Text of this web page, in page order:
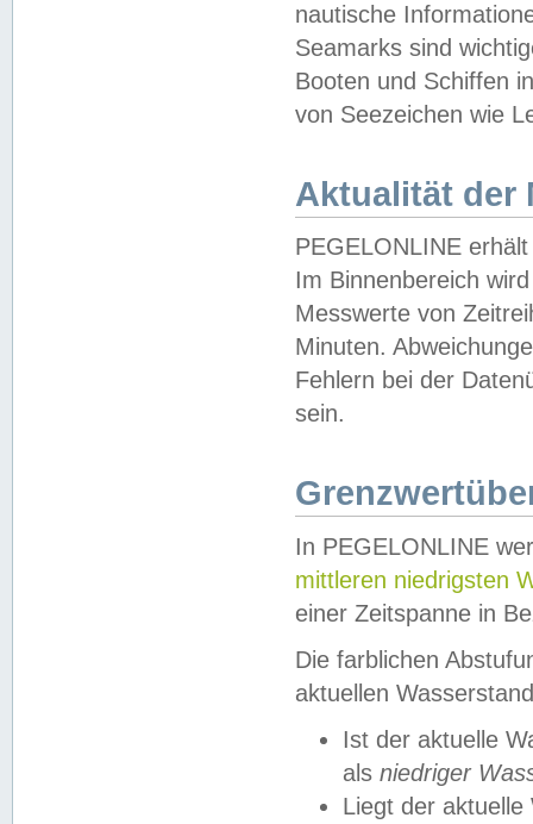
nautische
Seamarks sind
Booten und Schiffen
von Seezeichen wie
Aktualität der
PEGELONLINE
Im Binnenbereich
Messwerte von
Minuten.
Fehlern bei der
sein.
In PEGELONLINE
mittleren niedrigsten
einer Zeitspanne in
Die farblichen
aktuellen
Ist der aktuelle
als niedriger
Liegt der